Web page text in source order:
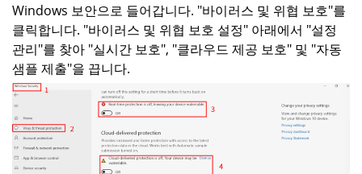
Windows 보안으로 들어갑니다. "바이러스 및 위협 보호"를
클릭합니다. "바이러스 및 위협 보호 설정" 아래에서 "설정
관리"를 찾아 "실시간 보호", "클라우드 제공 보호" 및 "자동
샘플 제출"을 끕니다.